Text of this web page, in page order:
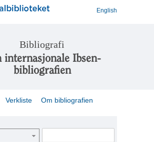
English
Bibliografi
internasjonale Ibsen-
bibliografien
Verkliste Om bibliografien